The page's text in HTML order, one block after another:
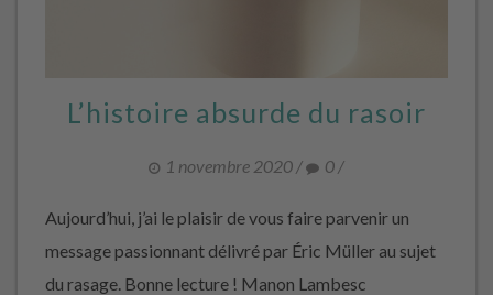
L’histoire absurde du rasoir
1 novembre 2020 / 0 /
Aujourd’hui, j’ai le plaisir de vous faire parvenir un
message passionnant délivré par Éric Müller au sujet
du rasage. Bonne lecture ! Manon Lambesc